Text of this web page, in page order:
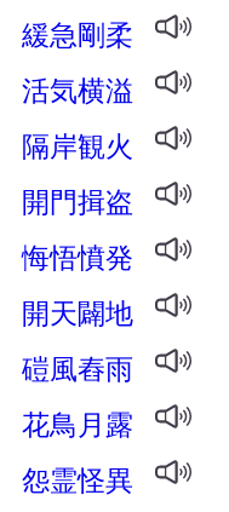
緩急剛柔
活気横溢
隔岸観火
開門揖盗
悔悟憤発
開天闢地
磑風舂雨
花鳥月露
怨霊怪異